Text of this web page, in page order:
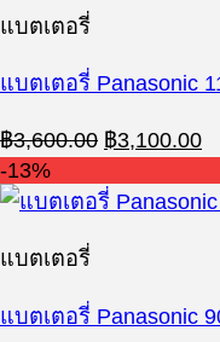
แบตเตอรี่
แบตเตอรี่ Panasonic
฿3,600.00 Original
price
was:
฿3,600.00.
฿3,100.00
฿
-13%
แบตเตอรี่
แบตเตอรี่ Panasonic